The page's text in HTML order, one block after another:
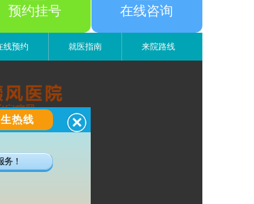
预约挂号 在线咨询
线预约 就医指南 来院路线
院
2号
医院
生热线
！